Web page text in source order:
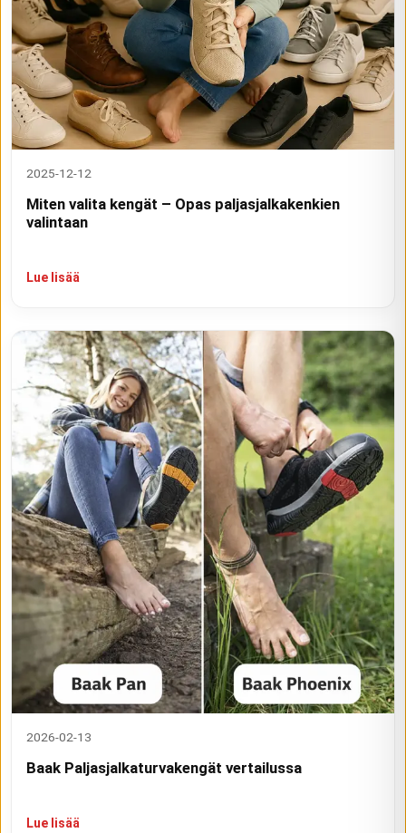
2025-12-12
Miten valita kengät – Opas paljasjalkakenkien
valintaan
Lue lisää
2026-02-13
Baak Paljasjalkaturvakengät vertailussa
Lue lisää